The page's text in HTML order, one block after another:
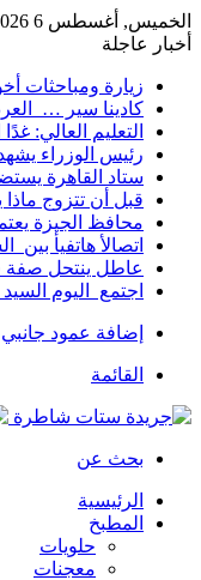
الخميس, أغسطس 6 2026
أخبار عاجلة
زيارة ومباحثات
كادينا سير …
التعليم العالي:
رئيس الوزراء
ستاد القاهرة يستضيف مباريات 5
قبل أن تتزوج ماذا
محافظ الجيزة يعتمد
اتصالأ هاتفيأ
عاطل ينتحل صفة
اجتمع اليوم
إضافة عمود جانبي
القائمة
بحث عن
الرئيسية
المطبخ
حلويات
معجنات